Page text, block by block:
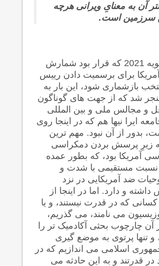
آن به معنایِ ویرانی هرچه
سرزمین است.
ششم ژانویه 2021 که قرار بود شمارش
آمریکا برای برسمیت دادن رییس
بازشماری شود، این بار به
شد که از جهت های گوناگون
و مجالس ملی و بین المللی
ایرا نیها هم که در اینجا روی
بدور از آن نبود. مهم ترین
زیرِ پرسش بردن دمکراسی
آمریکا بود، که بطور عمده
مستقیمی با شدت و
ضد آمریکایی در نزد
داشته و دارد. اما در اینجا از
کسانی که در قدرت نیستند، و یا
می نامند، می گذریم،
آن چارچوب بحثی آکادمیک تر را
و تنها پرتوی به موضع گیری
اسلامی می اندازیم که در
در قدرتند و به این حادثه می